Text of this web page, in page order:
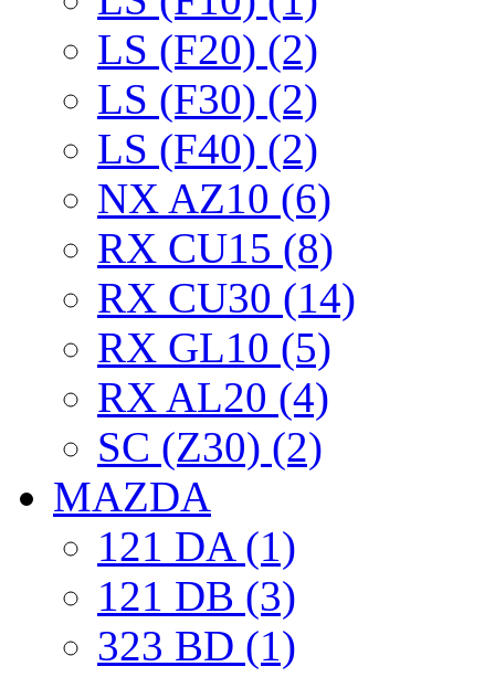
LS (F20) (2)
LS (F30) (2)
LS (F40) (2)
NX AZ10 (6)
RX CU15 (8)
RX CU30 (14)
RX GL10 (5)
RX AL20 (4)
SC (Z30) (2)
MAZDA
121 DA (1)
121 DB (3)
323 BD (1)